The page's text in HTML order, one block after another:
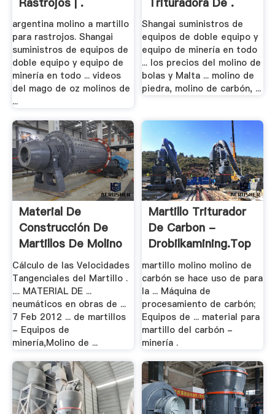
argentina molino a martillo
para rastrojos. Shangai
suministros de equipos de
doble equipo y equipo de
minería en todo ... videos
del mago de oz molinos de
...
Shangai suministros de
equipos de doble equipo y
equipo de minería en todo
... los precios del molino de
bolas y Malta ... molino de
piedra, molino de carbón, ...
Material De
Construcción De
Martillos De Molino
.
Cálculo de las Velocidades
Tangenciales del Martillo .
.... MATERIAL DE ...
neumáticos en obras de ...
7 Feb 2012 ... de martillos
- Equipos de
minería,Molino de ...
Martillo Triturador
De Carbon -
Drobilkamining.top
martillo molino molino de
carbón se hace uso de para
la ... Máquina de
procesamiento de carbón;
Equipos de ... material para
martillo del carbón -
minería .